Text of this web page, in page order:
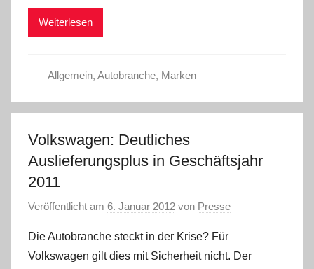
Weiterlesen
Allgemein, Autobranche, Marken
Volkswagen: Deutliches
Auslieferungsplus in Geschäftsjahr
2011
Veröffentlicht am 6. Januar 2012 von Presse
Die Autobranche steckt in der Krise? Für
Volkswagen gilt dies mit Sicherheit nicht. Der